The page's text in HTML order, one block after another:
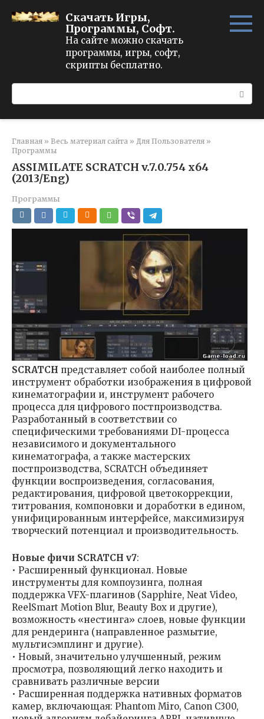
Скачать Игры,
Программы, Софт.
На сайте можно скачать
программы, игры, софт,
скрипты бесплатно.
Главная » Весь материал сайта » Для Пользователя »
Программы
ASSIMILATE SCRATCH v.7.0.754 x64
(2013/Eng)
Программы
SCRATCH представляет собой наиболее полный
инструмент обработки изображения в цифровой
кинематографии и, инструмент рабочего
процесса для цифрового постпроизводства.
Разработанный в соответствии со
специфическими требованиями DI-процесса
независимого и документального
кинематографа, а также мастерских
постпроизводства, SCRATCH объединяет
функции воспроизведения, согласования,
редактирования, цифровой цветокоррекции,
титрования, компоновки и доработки в едином,
унифицированным интерфейсе, максимизируя
творческий потенциал и производительность.
Новые фичи SCRATCH v7:
• Расширенный функционал. Новые
инструменты для компоузинга, полная
поддержка VFX-плагинов (Sapphire, Neat Video,
ReelSmart Motion Blur, Beauty Box и другие),
возможность «нестинга» слоев, новые функции
для рендеринга (направленное размытие,
мультисэмплинг и другие).
• Новый, значительно улучшенный, режим
просмотра, позволяющий легко находить и
сравнивать различные версии
• Расширенная поддержка нативных форматов
камер, включающая: Phantom Miro, Canon C300,